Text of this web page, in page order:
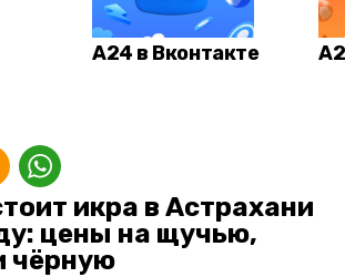
А24 в Вконтакте
икра в Астрахани
цены на щучью,
чёрную